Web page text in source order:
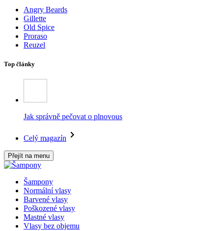
Angry Beards
Gillette
Old Spice
Proraso
Reuzel
Top články
Jak správně pečovat o plnovous
Celý magazín
Přejít na menu
Šampony
Normální vlasy
Barvené vlasy
Poškozené vlasy
Mastné vlasy
Vlasy bez objemu